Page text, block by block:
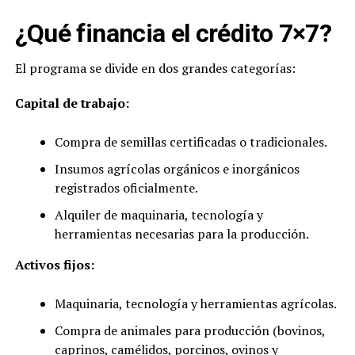
¿Qué financia el crédito 7×7?
El programa se divide en dos grandes categorías:
Capital de trabajo:
Compra de semillas certificadas o tradicionales.
Insumos agrícolas orgánicos e inorgánicos
registrados oficialmente.
Alquiler de maquinaria, tecnología y
herramientas necesarias para la producción.
Activos fijos:
Maquinaria, tecnología y herramientas agrícolas.
Compra de animales para producción (bovinos,
caprinos, camélidos, porcinos, ovinos y